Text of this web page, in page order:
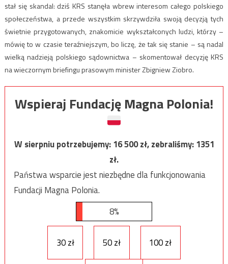
stał się skandal: dziś KRS stanęła wbrew interesom całego polskiego
społeczeństwa, a przede wszystkim skrzywdziła swoją decyzją tych
świetnie przygotowanych, znakomicie wykształconych ludzi, którzy –
mówię to w czasie teraźniejszym, bo liczę, że tak się stanie – są nadal
wielką nadzieją polskiego sądownictwa – skomentował decyzję KRS
na wieczornym briefingu prasowym minister Zbigniew Ziobro.
Wspieraj Fundację Magna Polonia!
W sierpniu potrzebujemy:16 500zł, zebraliśmy:1351
zł.
Państwa wsparcie jest niezbędne dla funkcjonowania
Fundacji Magna Polonia.
8%
30 zł 50 zł 100 zł